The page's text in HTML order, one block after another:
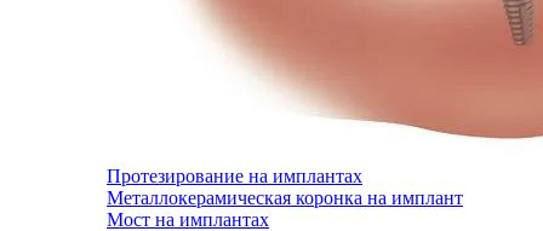
Протезирование на имплантах
Металлокерамическая коронка на имплант
Мост на имплантах